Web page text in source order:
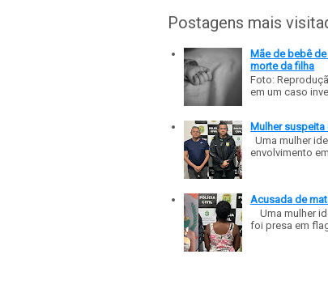
Postagens mais
Mãe de bebê
morte da filha
Foto:
em um caso
Mulher
Uma mulher
envolvimento
Acusada de
Uma mulher
foi presa em